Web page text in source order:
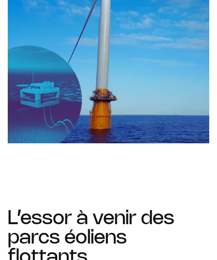
L’essor à venir des
parcs éoliens